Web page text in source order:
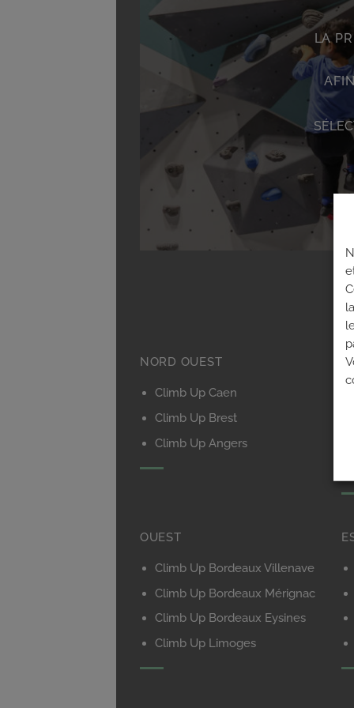
LA
NORD OUEST
Climb Up Caen
Climb Up Brest
Climb Up Angers
OUEST
Climb Up Bordeaux Villenave
Climb Up Bordeaux Mérignac
Climb Up Bordeaux Eysines
Climb Up Limoges